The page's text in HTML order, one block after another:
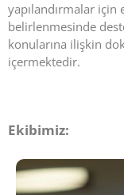
yapılandırmalar
belirlenmesinde
konularına ilişkin
içermektedir.
Ekibimiz: